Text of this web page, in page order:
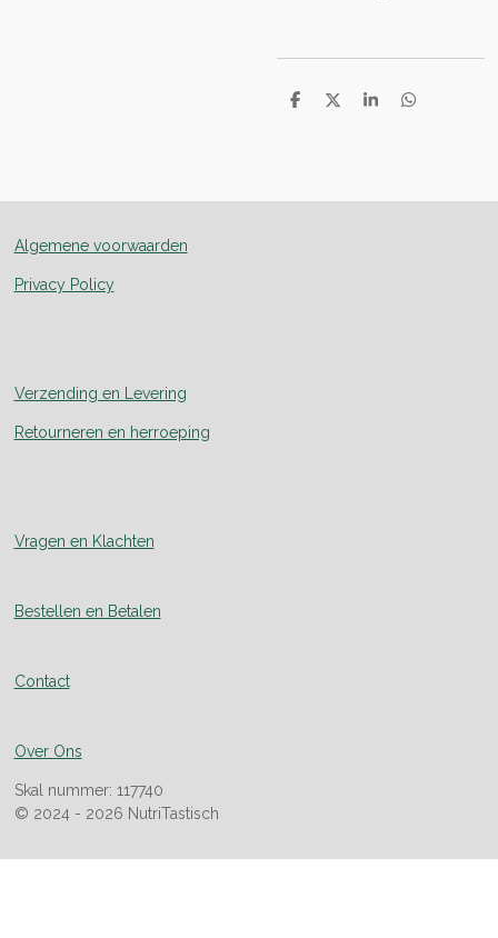
D
D
S
D
Algemene voorwaarden
Privacy Policy
Verzending en Levering
Retourneren en herroeping
Vragen en Klachten
Bestellen en Betalen
Contact
Over Ons
Skal nummer: 117740
© 2024 - 2026 NutriTastisch